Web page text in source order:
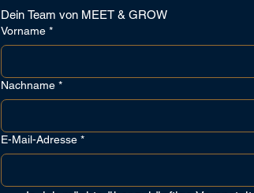
Dein Team von MEET & GROW
Vorname *
Nachname *
E-Mail-Adresse *